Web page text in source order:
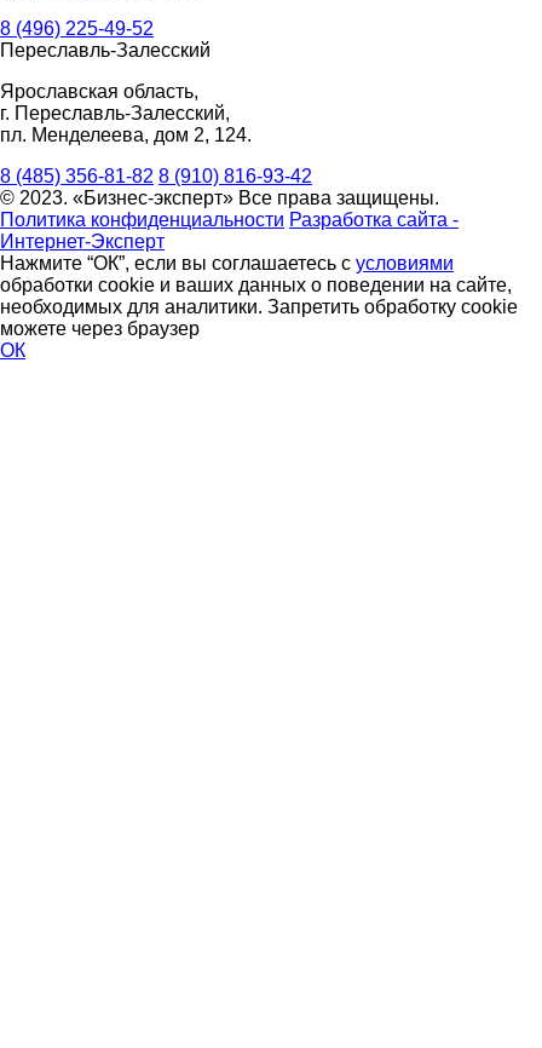
8 (496) 225-49-52
Переславль-Залесский
Ярославская область,
г. Переславль-Залесский,
пл. Менделеева, дом 2, 124.
8 (485) 356-81-82 8 (910) 816-93-42
© 2023. «Бизнес-эксперт» Все права защищены.
Политика конфиденциальности Разработка сайта -
Интернет-Эксперт
Нажмите “ОК”, если вы соглашаетесь с условиями
обработки cookie и ваших данных о поведении на сайте,
необходимых для аналитики. Запретить обработку cookie
можете через браузер
ОК